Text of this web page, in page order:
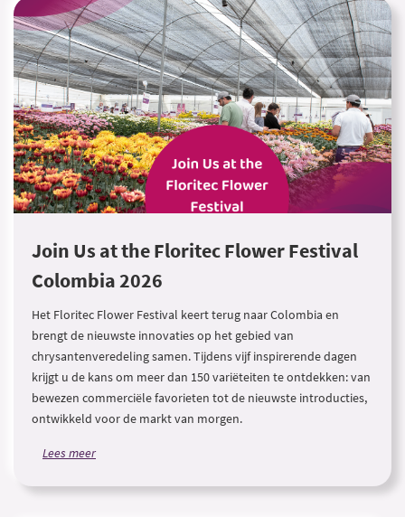
Join Us at the Floritec Flower Festival
Colombia 2026
Het Floritec Flower Festival keert terug naar Colombia en
brengt de nieuwste innovaties op het gebied van
chrysantenveredeling samen. Tijdens vijf inspirerende dagen
krijgt u de kans om meer dan 150 variëteiten te ontdekken: van
bewezen commerciële favorieten tot de nieuwste introducties,
ontwikkeld voor de markt van morgen.
Lees meer